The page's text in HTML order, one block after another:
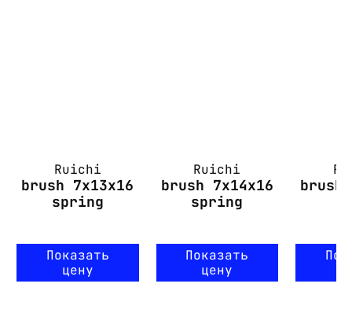
Ruichi
brush 7x13x16
spring
Показать
цену
Ruichi
brush 7x14x16
spring
Показать
цену
brush